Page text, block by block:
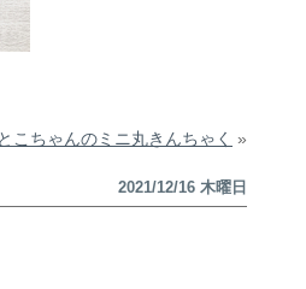
とこちゃんのミニ丸きんちゃく »
2021/12/16 木曜日